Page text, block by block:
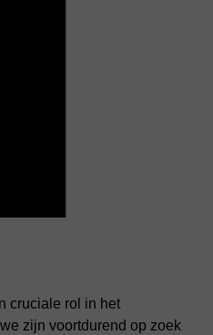
cruciale rol in het
zijn voortdurend op zoek